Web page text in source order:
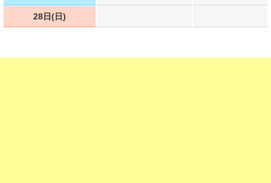
28日(日)